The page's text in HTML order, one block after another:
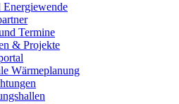
Termine
& Projekte
Wärmeplanung